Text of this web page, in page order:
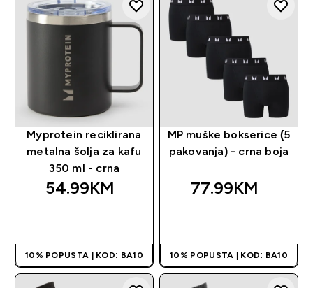
Myprotein reciklirana
metalna šolja za kafu
350 ml - crna
54.99KM‎
10% POPUSTA | KOD: BA10
MP muške bokserice (5
pakovanja) - crna boja
77.99KM‎
10% POPUSTA | KOD: BA10